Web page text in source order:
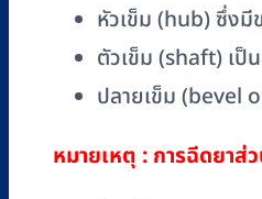
หัวเข็ม (hub) ซึ่ง
ตัวเข็ม (shaft) เป็
ปลายเข็ม (bevel
หมายเหตุ : การฉีดยาส่